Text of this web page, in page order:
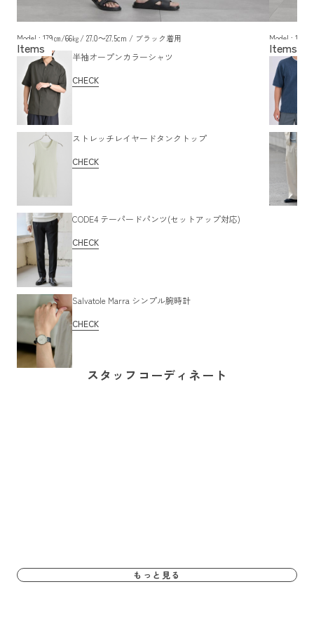
Model : 179㎝/66㎏/ 27.0～27.5cm / ブラック着用
半袖オープンカラーシャツ
CHECK
ストレッチレイヤードタンクトップ
CHECK
CODE4 テーパードパンツ(セットアップ対応)
CHECK
Salvatole Marra シンプル腕時計
CHECK
Model : 179
スタッフコーディネート
もっと見る